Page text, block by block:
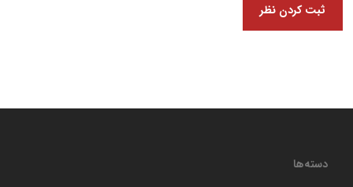
دسته‌ها